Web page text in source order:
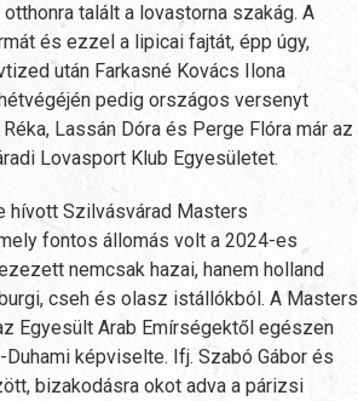
talált a lovastorna szakág. A
és ezzel a lipicai fajtát, épp úgy,
után Farkasné Kovács Ilona
pedig országos versenyt
Lassán Dóra és Perge Flóra már az
Lovasport Klub Egyesületet.
hívott Szilvásvárad Masters
fontos állomás volt a 2024-es
nemcsak hazai, hanem holland
cseh és olasz istállókból. A Masters
Egyesült Arab Emírségektől egészen
képviselte. Ifj. Szabó Gábor és
bizakodásra okot adva a párizsi